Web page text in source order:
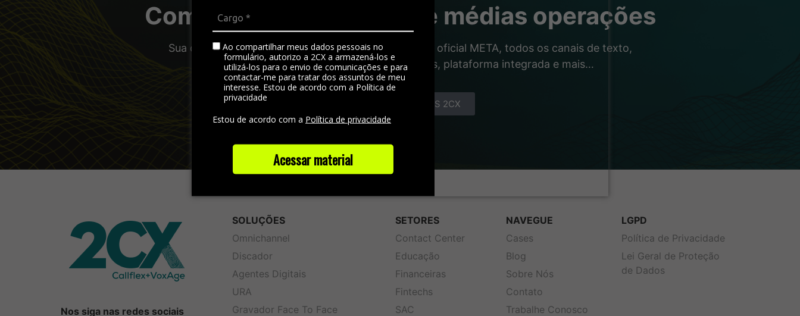
Ao compartilhar meus dados pessoais no
formulário, autorizo a 2CX a armazená-los e
utilizá-los para o envio de comunicações e para
contactar-me para tratar dos assuntos de meu
interesse. Estou de acordo com a Política de
privacidade
Estou de acordo com a Política de privacidade
Acessar material
Combos para pequenas e médias operações
Sua operação com a qualidade das grandes. Número oficial META, todos os canais de texto,
visão abrangente das interações com clientes, plataforma integrada e mais…
CONHEÇA OS COMBOS 2CX
Nos siga nas redes sociais
SOLUÇÕES
Omnichannel
Discador
Agentes Digitais
URA
Gravador Face To Face
SETORES
Contact Center
Educação
Financeiras
Fintechs
SAC
NAVEGUE
Cases
Blog
Sobre Nós
Contato
Trabalhe Conosco
LGPD
Política de Privacidade
Lei Geral de Proteção
de Dados